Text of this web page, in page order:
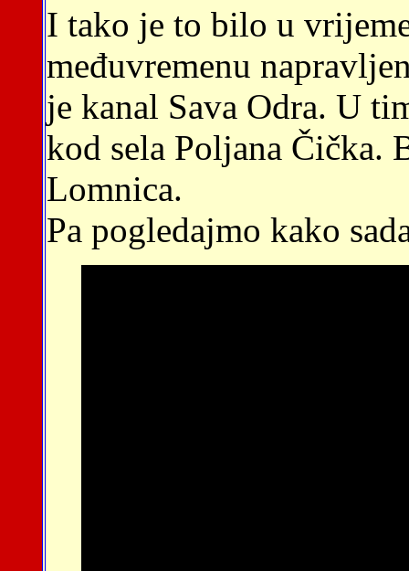
I tako je to bilo u
međuvremenu
je kanal Sava Odra. U
kod sela Poljana Čička.
Lomnica.
Pa pogledajmo kako